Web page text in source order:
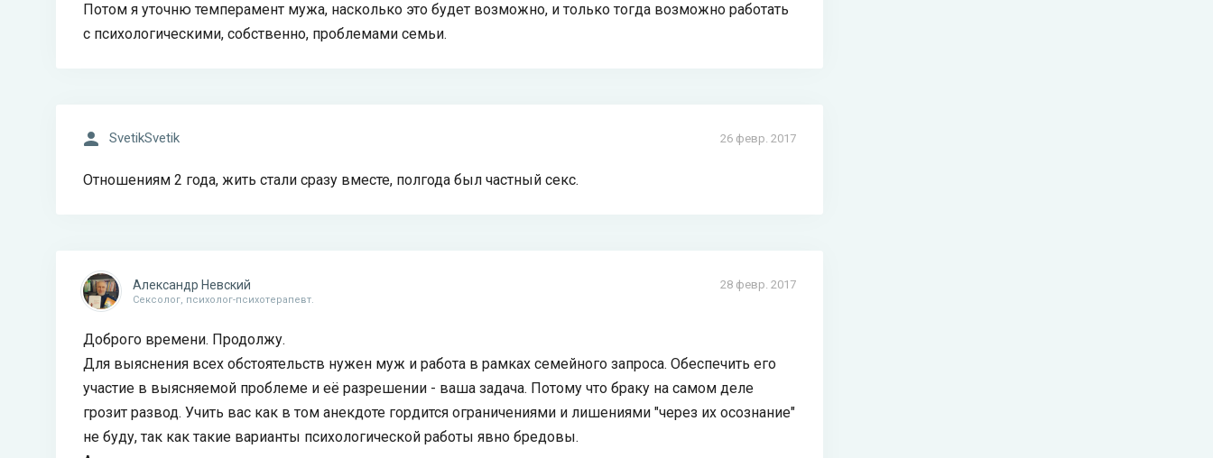
Потом я уточню темперамент мужа, насколько это будет возможно, и только тогда возможно работать
с психологическими, собственно, проблемами семьи.
26 февр. 2017
SvetikSvetik
Отношениям 2 года, жить стали сразу вместе, полгода был частный секс.
28 февр. 2017
Александр Невский
Сексолог, психолог-психотерапевт.
Доброго времени. Продолжу.
Для выяснения всех обстоятельств нужен муж и работа в рамках семейного запроса. Обеспечить его
участие в выясняемой проблеме и её разрешении - ваша задача. Потому что браку на самом деле
грозит развод. Учить вас как в том анекдоте гордится ограничениями и лишениями "через их осознание"
не буду, так как такие варианты психологической работы явно бредовы.